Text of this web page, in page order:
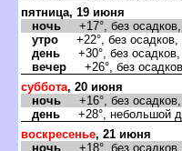
пятница, 19 июня
ночь +17°, без осадков,
утро +22°, без осадков,
день +30°, без осадков,
ечер +26°, без
суббота, 20 июня
ночь +16°, без осадков,
день +28°, небольшой
оскресенье, 21 июня
ночь +18°, без осадков,